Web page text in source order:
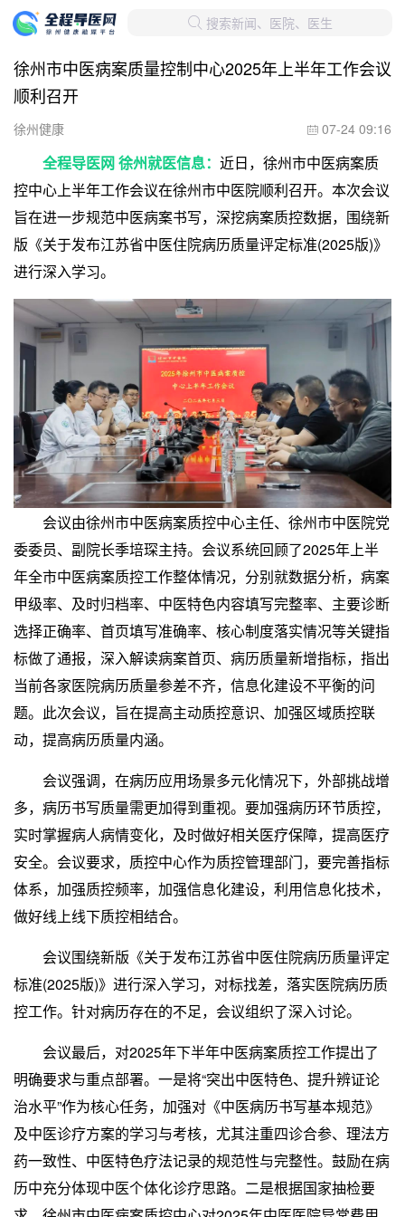
 搜索新闻、医院、医生
徐州市中医病案质量控制中心2025年上半年工作会议
顺利召开
徐州健康  07-24 09:16
全程导医网 徐州就医信息： 近日，徐州市中医病案质
控中心上半年工作会议在徐州市中医院顺利召开。本次会议
旨在进一步规范中医病案书写，深挖病案质控数据，围绕新
版《关于发布江苏省中医住院病历质量评定标准(2025版)》
进行深入学习。
会议由徐州市中医病案质控中心主任、徐州市中医院党
委委员、副院长季培琛主持。会议系统回顾了2025年上半
年全市中医病案质控工作整体情况，分别就数据分析，病案
甲级率、及时归档率、中医特色内容填写完整率、主要诊断
选择正确率、首页填写准确率、核心制度落实情况等关键指
标做了通报，深入解读病案首页、病历质量新增指标，指出
当前各家医院病历质量参差不齐，信息化建设不平衡的问
题。此次会议，旨在提高主动质控意识、加强区域质控联
动，提高病历质量内涵。
会议强调，在病历应用场景多元化情况下，外部挑战增
多，病历书写质量需更加得到重视。要加强病历环节质控，
实时掌握病人病情变化，及时做好相关医疗保障，提高医疗
安全。会议要求，质控中心作为质控管理部门，要完善指标
体系，加强质控频率，加强信息化建设，利用信息化技术，
做好线上线下质控相结合。
会议围绕新版《关于发布江苏省中医住院病历质量评定
标准(2025版)》进行深入学习，对标找差，落实医院病历质
控工作。针对病历存在的不足，会议组织了深入讨论。
会议最后，对2025年下半年中医病案质控工作提出了
明确要求与重点部署。一是将“突出中医特色、提升辨证论
治水平”作为核心任务，加强对《中医病历书写基本规范》
及中医诊疗方案的学习与考核，尤其注重四诊合参、理法方
药一致性、中医特色疗法记录的规范性与完整性。鼓励在病
历中充分体现中医个体化诊疗思路。二是根据国家抽检要